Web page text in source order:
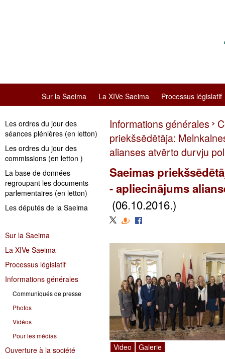
Sur la Saeima La XIVe Saeima Processus législatif
Les ordres du jour des
séances plénières (en letton)
Les ordres du jour des
commissions (en letton )
La base de données
regroupant les documents
parlementaires (en letton)
Les députés de la Saeima
Sur la Saeima
La XIVe Saeima
Processus législatif
Informations générales
Communiqués de presse
Photos
Vidéos
Pour les médias
Ouverture à la société
Informations générales
priekšsēdētāja:
alianses atvērto durvju
Saeimas
- apliecinājums
(06.10.2016.)
Video Galerie